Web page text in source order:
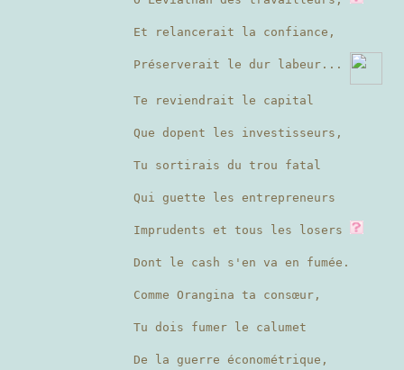
Et relancerait la confiance,
Préserverait le dur labeur...
Te reviendrait le capital
Que dopent les investisseurs,
Tu sortirais du trou fatal
Qui guette les entrepreneurs
Imprudents et tous les losers
Dont le cash s'en va en fumée.
Comme Orangina ta consœur,
Tu dois fumer le calumet
De la guerre économétrique,